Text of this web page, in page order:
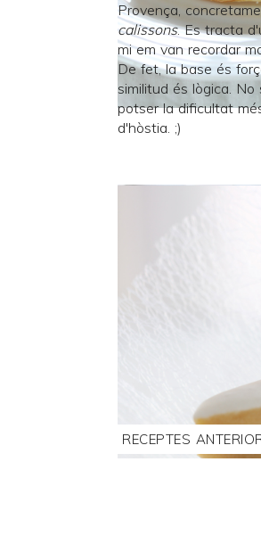
Provença,
calissons. Es tracta
mi em van recordar
De fet, la base és
similitud és lògica.
potser la dificultat
d'hòstia. ;)
RECEPTES